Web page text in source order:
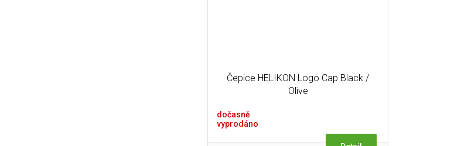
Čepice HELIKON Logo Cap Black /
Olive
dočasně
vyprodáno